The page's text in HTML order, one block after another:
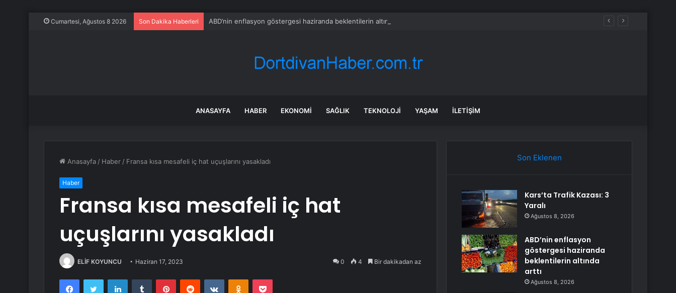
Cumartesi, Ağustos 8 2026 Son Dakika Haberleri ABD’nin enflasyon göstergesi haziranda beklentilerin altında arttı
ANASAYFA HABER EKONOMI SAĞLIK TEKNOLOJI YAŞAM İLETIŞIM
Anasayfa / Haber / Fransa kısa mesafeli iç hat uçuşlarını yasakladı
Haber
Fransa kısa mesafeli iç hat
uçuşlarını yasakladı
ELİF KOYUNCU Haziran 17, 2023 0 4 Bir dakikadan az
FacebookTwitter LinkedInTumblr PinterestReddit VKontakteOdnoklassniki
Pocket
Son Eklenen
Kars’ta Trafik Kazası: 3
Yaralı
Ağustos 8, 2026
ABD’nin enflasyon
göstergesi haziranda
beklentilerin altında
arttı
Ağustos 8, 2026